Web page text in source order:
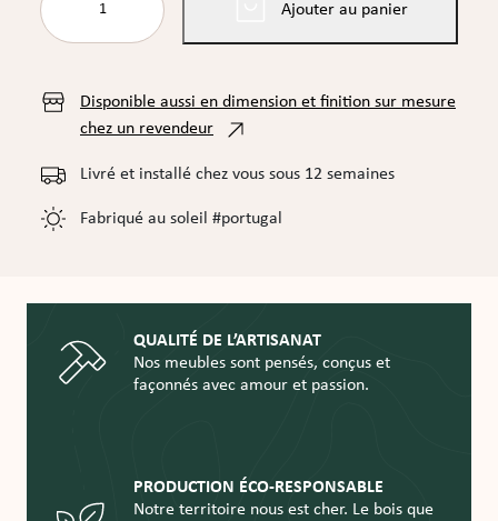
de
COMMODE
DOUBLE
Ajouter au panier
Disponible aussi en dimension et finition sur mesure
chez un revendeur
Livré et installé chez vous sous 12 semaines
Fabriqué au soleil #portugal
QUALITÉ DE L’ARTISANAT
Nos meubles sont pensés, conçus et
façonnés avec amour et passion.
PRODUCTION ÉCO-RESPONSABLE
Notre territoire nous est cher. Le bois que